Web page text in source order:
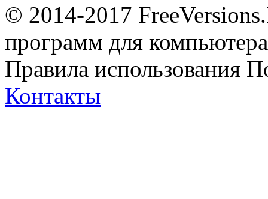
© 2014-2017
программ для
Правила использования
Контакты